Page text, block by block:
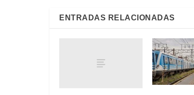
ENTRADAS RELACIONADAS